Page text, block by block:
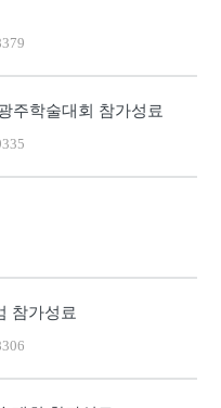
주학술대회 참가성료
참가성료